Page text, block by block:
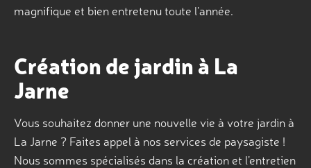
magnifique et bien entretenu toute l’année.
Création de jardin à La
Jarne
Vous souhaitez donner une nouvelle vie à votre jardin à
La Jarne ? Faites appel à nos services de paysagiste !
Nous sommes spécialisés dans la création et l’entretien